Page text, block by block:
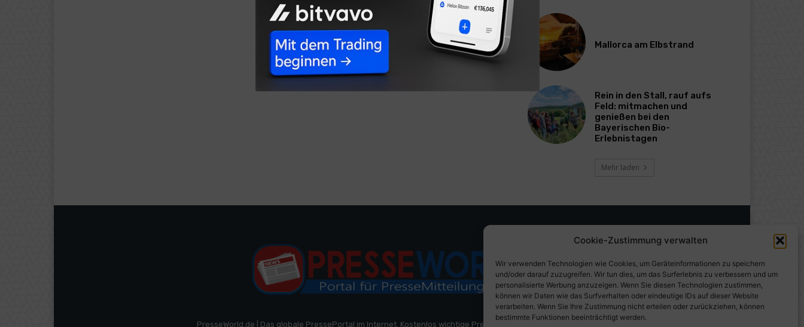
Cookie-Zustimmung verwalten
Wir verwenden Technologien wie Cookies, um Geräteinformationen zu speichern
und/oder darauf zuzugreifen. Wir tun dies, um das Surferlebnis zu verbessern und um
personalisierte Werbung anzuzeigen. Wenn Sie diesen Technologien zustimmen,
können wir Daten wie das Surfverhalten oder eindeutige IDs auf dieser Website
verarbeiten. Wenn Sie Ihre Zustimmung nicht erteilen oder zurückziehen, können
bestimmte Funktionen beeinträchtigt werden.
Mallorca am Elbstrand
Rein in den Stall, rauf aufs
Feld: mitmachen und
genießen bei den
Bayerischen Bio-
Erlebnistagen
Mehr laden
PresseWorld.de | Das globale PressePortal im Internet. Kostenlos wichtige PresseMitteilungen auf PresseWorld